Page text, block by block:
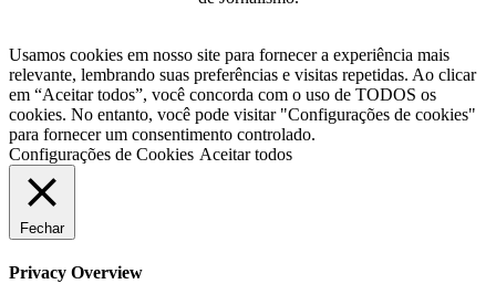
Usamos cookies em nosso site para fornecer a experiência mais
relevante, lembrando suas preferências e visitas repetidas. Ao clicar
em “Aceitar todos”, você concorda com o uso de TODOS os
cookies. No entanto, você pode visitar "Configurações de cookies"
para fornecer um consentimento controlado.
Configurações de Cookies Aceitar todos
Fechar
Privacy Overview